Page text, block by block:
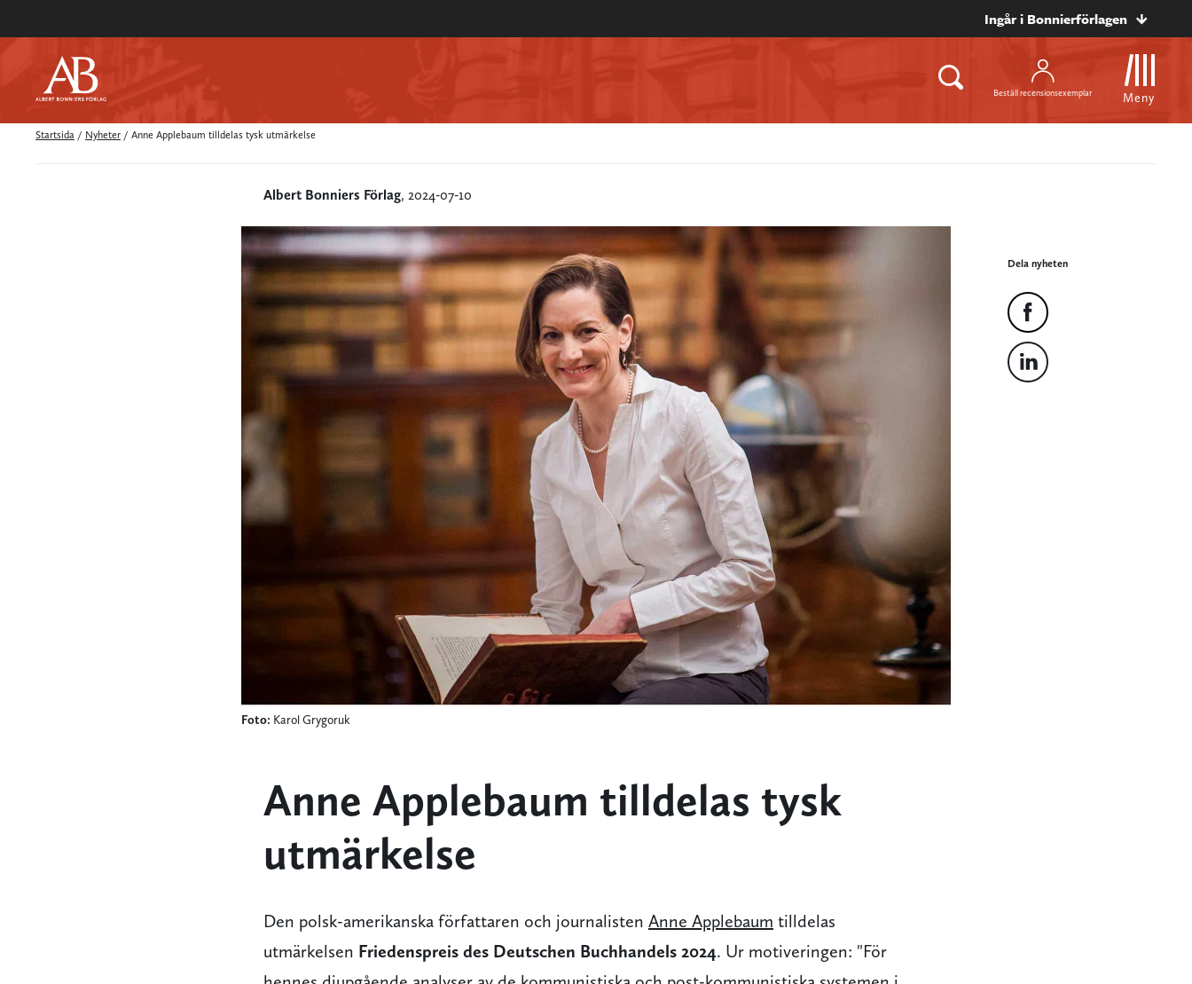
Ingår i Bonnierförlagen
Beställ recensionsexemplar Meny
Startsida / Nyheter / Anne Applebaum tilldelas tysk utmärkelse
Albert Bonniers Förlag, 2024-07-10
Foto: Karol Grygoruk
Dela nyheten
Anne Applebaum tilldelas tysk
utmärkelse
Den polsk-amerikanska författaren och journalisten Anne Applebaum tilldelas
utmärkelsen Friedenspreis des Deutschen Buchhandels 2024. Ur motiveringen: "För